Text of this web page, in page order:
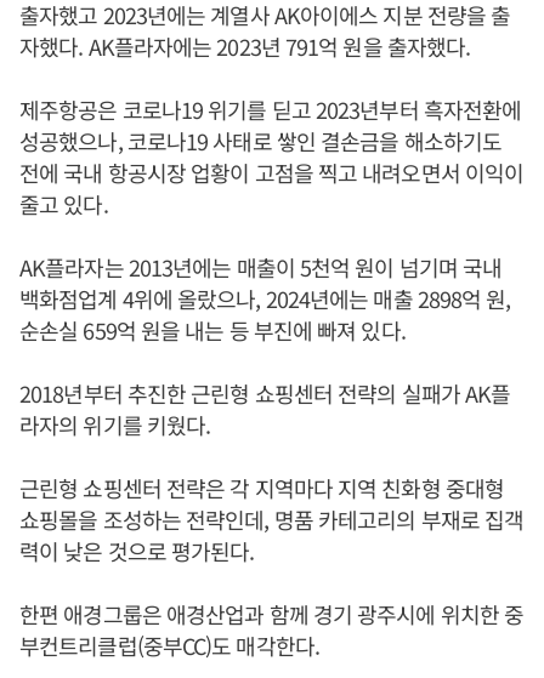
출자했고 2023년에는 계열사 AK아이에스 지분 전량을 출
자했다. AK플라자에는 2023년 791억 원을 출자했다.
제주항공은 코로나19 위기를 딛고 2023년부터 흑자전환에
성공했으나, 코로나19 사태로 쌓인 결손금을 해소하기도
전에 국내 항공시장 업황이 고점을 찍고 내려오면서 이익이
줄고 있다.
AK플라자는 2013년에는 매출이 5천억 원이 넘기며 국내
백화점업계 4위에 올랐으나, 2024년에는 매출 2898억 원,
순손실 659억 원을 내는 등 부진에 빠져 있다.
2018년부터 추진한 근린형 쇼핑센터 전략의 실패가 AK플
라자의 위기를 키웠다.
근린형 쇼핑센터 전략은 각 지역마다 지역 친화형 중대형
쇼핑몰을 조성하는 전략인데, 명품 카테고리의 부재로 집객
력이 낮은 것으로 평가된다.
한편 애경그룹은 애경산업과 함께 경기 광주시에 위치한 중
부컨트리클럽(중부CC)도 매각한다.